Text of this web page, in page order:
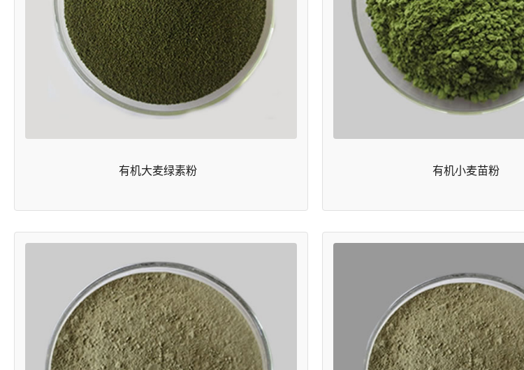
有机大麦绿素粉 有机小麦苗粉